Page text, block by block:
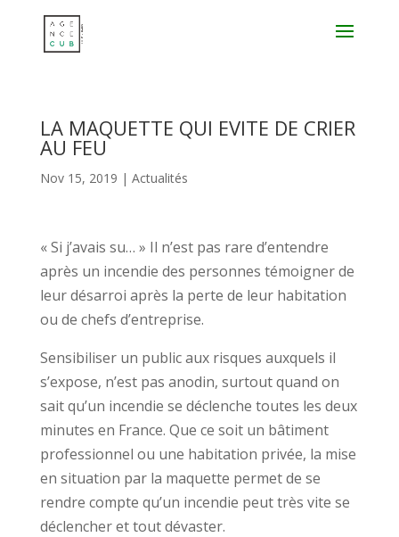
LA MAQUETTE QUI EVITE DE CRIER
AU FEU
Nov 15, 2019 | Actualités
« Si j’avais su… » Il n’est pas rare d’entendre
après un incendie des personnes témoigner de
leur désarroi après la perte de leur habitation
ou de chefs d’entreprise.
Sensibiliser un public aux risques auxquels il
s’expose, n’est pas anodin, surtout quand on
sait qu’un incendie se déclenche toutes les deux
minutes en France. Que ce soit un bâtiment
professionnel ou une habitation privée, la mise
en situation par la maquette permet de se
rendre compte qu’un incendie peut très vite se
déclencher et tout dévaster.